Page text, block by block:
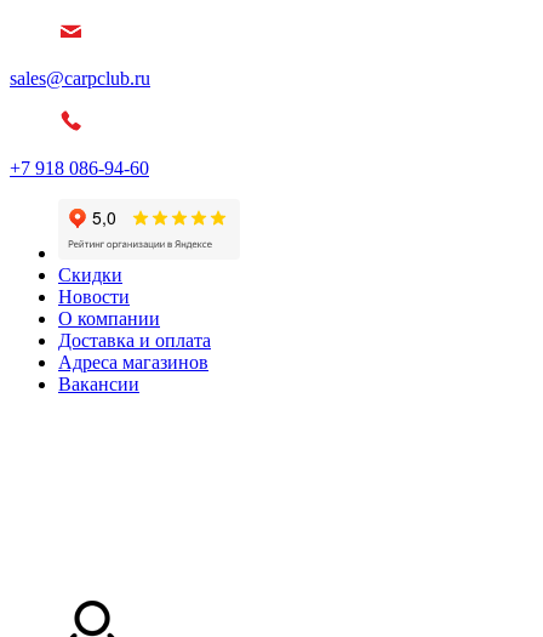
sales@carpclub.ru
+7 918 086-94-60
Скидки
Новости
О компании
Доставка и оплата
Адреса магазинов
Вакансии